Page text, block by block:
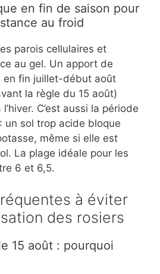
en fin de saison pour
au froid
parois cellulaires et
au gel. Un apport de
en fin juillet-début août
la règle du 15 août)
C’est aussi la période
un sol trop acide bloque
même si elle est
La plage idéale pour les
6 et 6,5.
à éviter
des rosiers
15 août : pourquoi